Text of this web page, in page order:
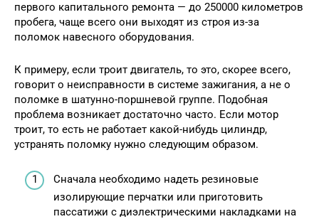
первого капитального ремонта — до 250000 километров
пробега, чаще всего они выходят из строя из-за
поломок навесного оборудования.
К примеру, если троит двигатель, то это, скорее всего,
говорит о неисправности в системе зажигания, а не о
поломке в шатунно-поршневой группе. Подобная
проблема возникает достаточно часто. Если мотор
троит, то есть не работает какой-нибудь цилиндр,
устранять поломку нужно следующим образом.
Сначала необходимо надеть резиновые
изолирующие перчатки или приготовить
пассатижи с диэлектрическими накладками на